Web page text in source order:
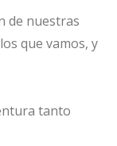
de nuestras
que vamos, y
tanto